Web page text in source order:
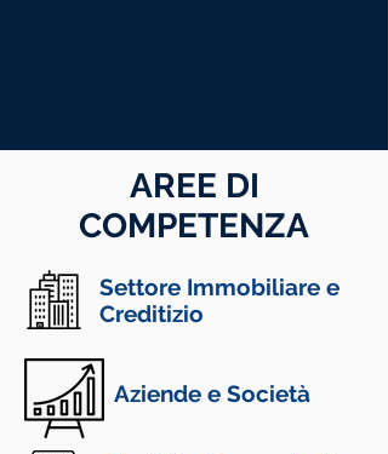
AREE DI
COMPETENZA
Settore Immobiliare e
Creditizio
Aziende e Società